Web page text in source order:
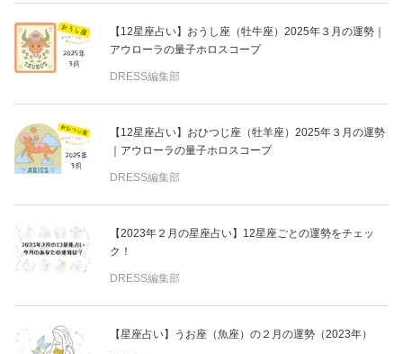
【12星座占い】おうし座（牡牛座）2025年３月の運勢｜
アウローラの量子ホロスコープ
DRESS編集部
【12星座占い】おひつじ座（牡羊座）2025年３月の運勢
｜アウローラの量子ホロスコープ
DRESS編集部
【2023年２月の星座占い】12星座ごとの運勢をチェッ
ク！
DRESS編集部
【星座占い】うお座（魚座）の２月の運勢（2023年）